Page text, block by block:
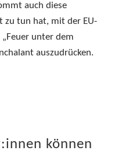
auch diese
zu tun hat, mit der EU-
unter dem
auszudrücken.
können